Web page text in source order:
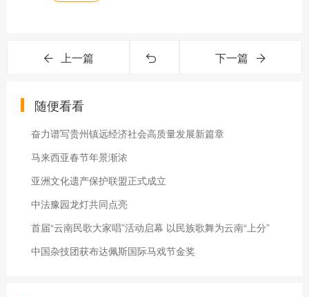
上一篇 下一篇
随便看看
奋力谱写贵州镇远经济社会高质量发展新篇章
马来西亚春节年景渐浓
亚洲文化遗产保护联盟正式成立
中法豫园龙灯共同点亮
首届“云南民歌大家唱”活动启幕 以民族歌舞为云南“上分”
中国杂技团获布达佩斯国际马戏节金奖